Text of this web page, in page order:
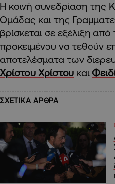
Η κοινή συνεδρίαση της
Ομάδας και της
βρίσκεται σε εξέλιξη από
προκειμένου να τεθούν
αποτελέσματα των
Χρίστου Χρίστου και
ΣΧΕΤΙΚΑ ΑΡΘΡΑ